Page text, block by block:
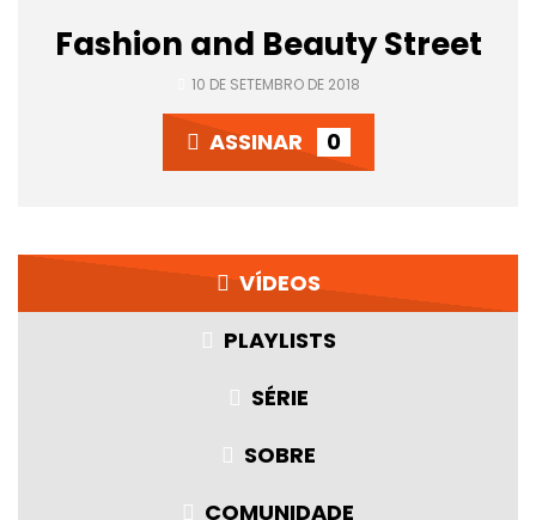
Fashion and Beauty Street
10 DE SETEMBRO DE 2018
ASSINAR 0
VÍDEOS
PLAYLISTS
SÉRIE
SOBRE
COMUNIDADE